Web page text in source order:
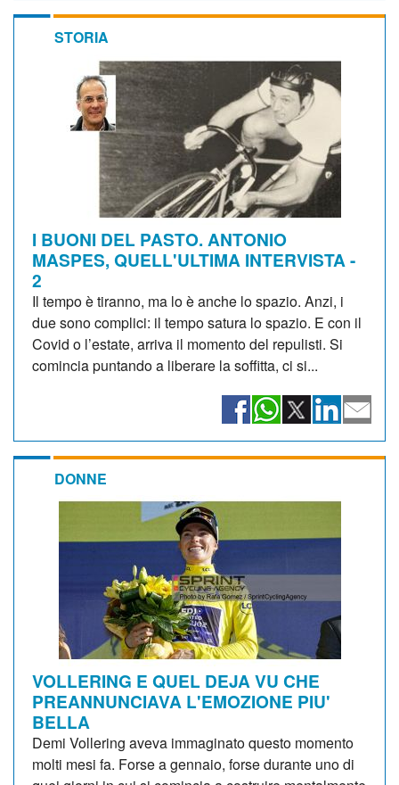
STORIA
I BUONI DEL PASTO. ANTONIO
MASPES, QUELL'ULTIMA INTERVISTA -
2
Il tempo è tiranno, ma lo è anche lo spazio. Anzi, i
due sono complici: il tempo satura lo spazio. E con il
Covid o l’estate, arriva il momento del repulisti. Si
comincia puntando a liberare la soffitta, ci si...
DONNE
VOLLERING E QUEL DEJA VU CHE
PREANNUNCIAVA L'EMOZIONE PIU'
BELLA
Demi Vollering aveva immaginato questo momento
molti mesi fa. Forse a gennaio, forse durante uno di